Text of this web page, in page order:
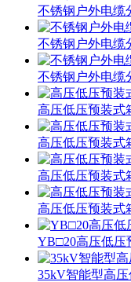
不锈钢户外电缆
不锈钢户外电缆
不锈钢户外电缆
高压低压预装式
高压低压预装式
高压低压预装式
高压低压预装式
YB□20高压低压
35kV智能型高